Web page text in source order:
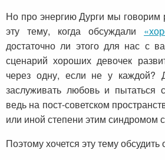
Но про энергию Дурги мы говорим
эту тему, когда обсуждали
достаточно ли этого для нас с
сценарий хороших девочек
через одну, если не у каждой?
заслуживать любовь и пытаться
ведь на пост-советском
или иной степени этим синдромом
Поэтому хочется эту тему обсудить